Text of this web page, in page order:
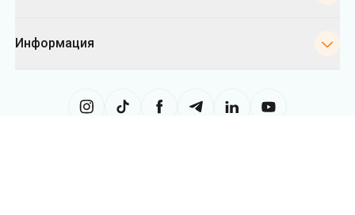
Информация